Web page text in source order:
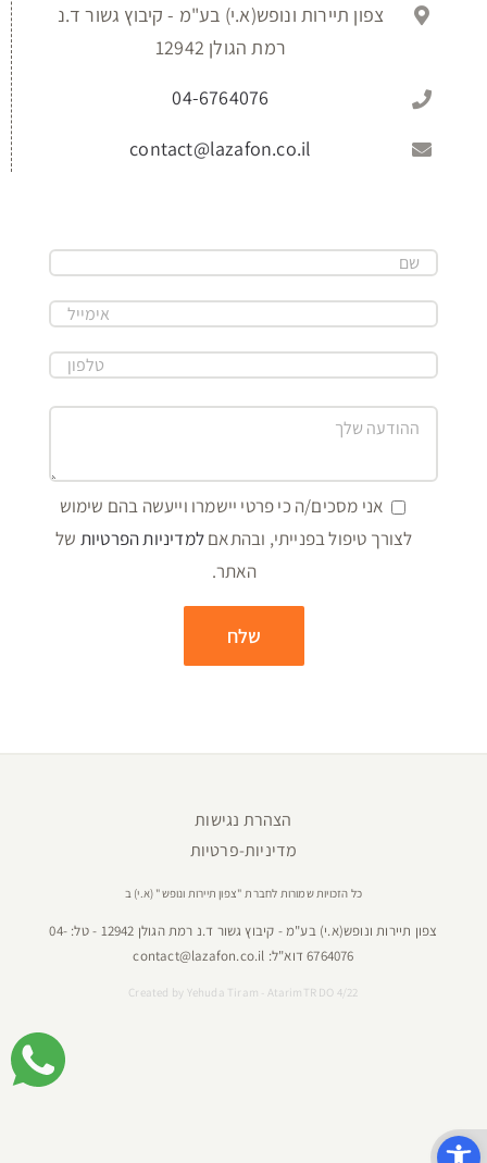
צפון תיירות ונופש(א.י) בע"מ - קיבוץ גשור ד.נ
רמת הגולן 12942
04-6764076
contact@lazafon.co.il
אני מסכים/ה כי פרטי יישמרו וייעשה בהם שימוש
לצורך טיפול בפנייתי, ובהתאםלמדיניות הפרטיות של
האתר.
הצהרת נגישות
מדיניות-פרטיות
כל הזכויות שמורות לחברת "צפון תיירות ונופש" (א.י) ב
צפון תיירות ונופש(א.י) בע"מ - קיבוץ גשור ד.נ רמת הגולן 12942 - טל:
04-
6764076דוא"ל: contact@lazafon.co.il
Created by Yehuda Tiram - AtarimTR DO 4/22
פתח סרגל נגישות